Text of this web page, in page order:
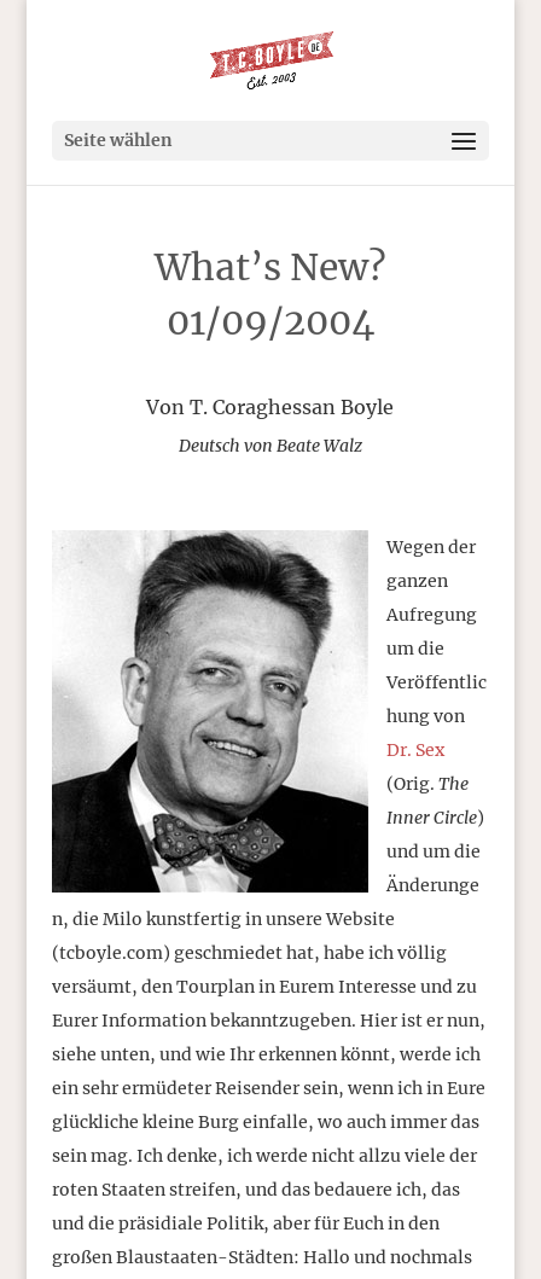
Seite wählen
What’s New?
01/09/2004
Von T. Coraghessan Boyle
Deutsch von Beate Walz
Wegen der
ganzen
Aufregung
um die
Veröffentlic
hung von
Dr. Sex
(Orig. The
Inner Circle)
und um die
Änderunge
n, die Milo kunstfertig in unsere Website
(tcboyle.com) geschmiedet hat, habe ich völlig
versäumt, den Tourplan in Eurem Interesse und zu
Eurer Information bekanntzugeben. Hier ist er nun,
siehe unten, und wie Ihr erkennen könnt, werde ich
ein sehr ermüdeter Reisender sein, wenn ich in Eure
glückliche kleine Burg einfalle, wo auch immer das
sein mag. Ich denke, ich werde nicht allzu viele der
roten Staaten streifen, und das bedauere ich, das
und die präsidiale Politik, aber für Euch in den
großen Blaustaaten-Städten: Hallo und nochmals